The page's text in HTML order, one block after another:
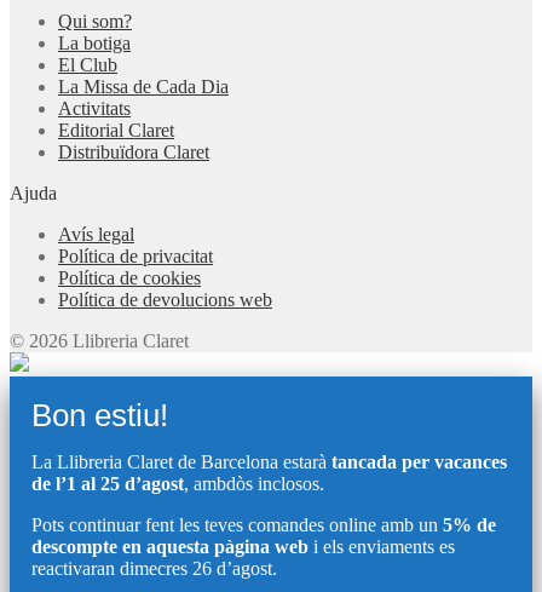
Qui som?
La botiga
El Club
La Missa de Cada Dia
Activitats
Editorial Claret
Distribuïdora Claret
Ajuda
Avís legal
Política de privacitat
Política de cookies
Política de devolucions web
© 2026 Llibreria Claret
Bon estiu!
La Llibreria Claret de Barcelona estarà tancada per vacances
de l’1 al 25 d’agost, ambdòs inclosos.
Pots continuar fent les teves comandes online amb un 5% de
descompte en aquesta pàgina web i els enviaments es
reactivaran dimecres 26 d’agost.